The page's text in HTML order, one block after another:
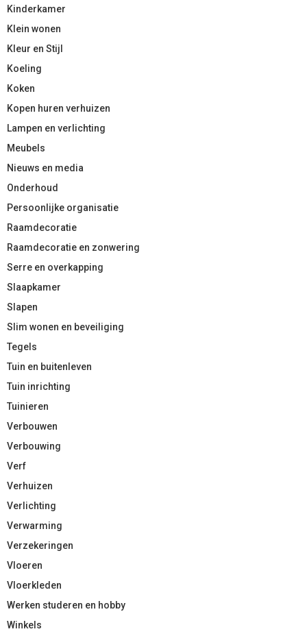
Kinderkamer
Klein wonen
Kleur en Stijl
Koeling
Koken
Kopen huren verhuizen
Lampen en verlichting
Meubels
Nieuws en media
Onderhoud
Persoonlijke organisatie
Raamdecoratie
Raamdecoratie en zonwering
Serre en overkapping
Slaapkamer
Slapen
Slim wonen en beveiliging
Tegels
Tuin en buitenleven
Tuin inrichting
Tuinieren
Verbouwen
Verbouwing
Verf
Verhuizen
Verlichting
Verwarming
Verzekeringen
Vloeren
Vloerkleden
Werken studeren en hobby
Winkels